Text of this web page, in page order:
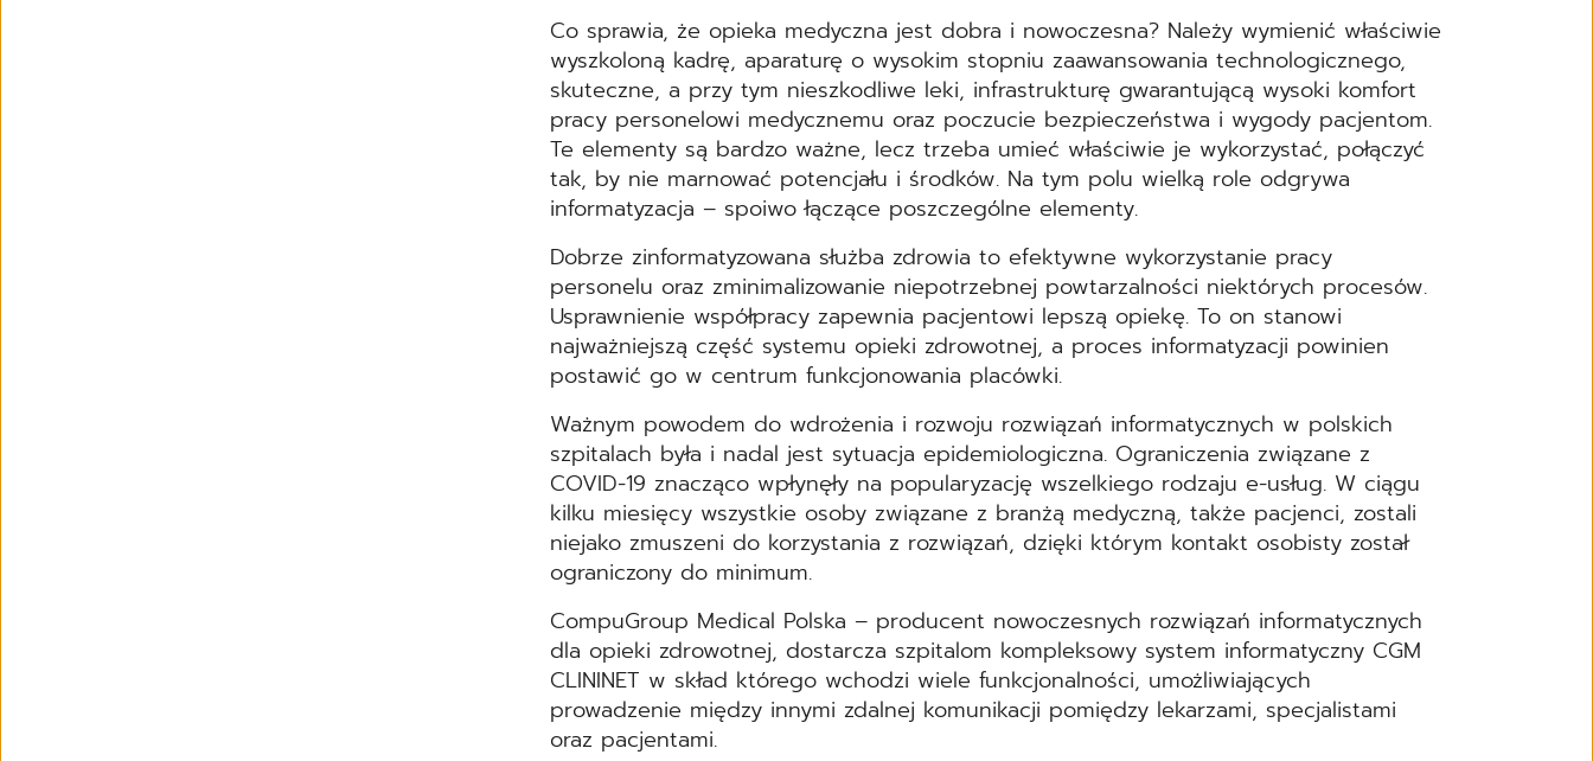
Co sprawia, że opieka medyczna jest dobra i nowoczesna? Należy wymienić właściwie
wyszkoloną kadrę, aparaturę o wysokim stopniu zaawansowania technologicznego,
skuteczne, a przy tym nieszkodliwe leki, infrastrukturę gwarantującą wysoki komfort
pracy personelowi medycznemu oraz poczucie bezpieczeństwa i wygody pacjentom.
Te elementy są bardzo ważne, lecz trzeba umieć właściwie je wykorzystać, połączyć
tak, by nie marnować potencjału i środków. Na tym polu wielką role odgrywa
informatyzacja – spoiwo łączące poszczególne elementy.
Dobrze zinformatyzowana służba zdrowia to efektywne wykorzystanie pracy
personelu oraz zminimalizowanie niepotrzebnej powtarzalności niektórych procesów.
Usprawnienie współpracy zapewnia pacjentowi lepszą opiekę. To on stanowi
najważniejszą część systemu opieki zdrowotnej, a proces informatyzacji powinien
postawić go w centrum funkcjonowania placówki.
Ważnym powodem do wdrożenia i rozwoju rozwiązań informatycznych w polskich
szpitalach była i nadal jest sytuacja epidemiologiczna. Ograniczenia związane z
COVID-19 znacząco wpłynęły na popularyzację wszelkiego rodzaju e-usług. W ciągu
kilku miesięcy wszystkie osoby związane z branżą medyczną, także pacjenci, zostali
niejako zmuszeni do korzystania z rozwiązań, dzięki którym kontakt osobisty został
ograniczony do minimum.
CompuGroup Medical Polska – producent nowoczesnych rozwiązań informatycznych
dla opieki zdrowotnej, dostarcza szpitalom kompleksowy system informatyczny CGM
CLININET w skład którego wchodzi wiele funkcjonalności, umożliwiających
prowadzenie między innymi zdalnej komunikacji pomiędzy lekarzami, specjalistami
oraz pacjentami.